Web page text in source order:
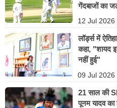
गेंदबाजों का
दूर भारत
12 Jul 2026
लॉर्ड्स में
कहा, "शायद
नहीं हुई"
09 Jul 2026
21 साल की
पूनम यादव